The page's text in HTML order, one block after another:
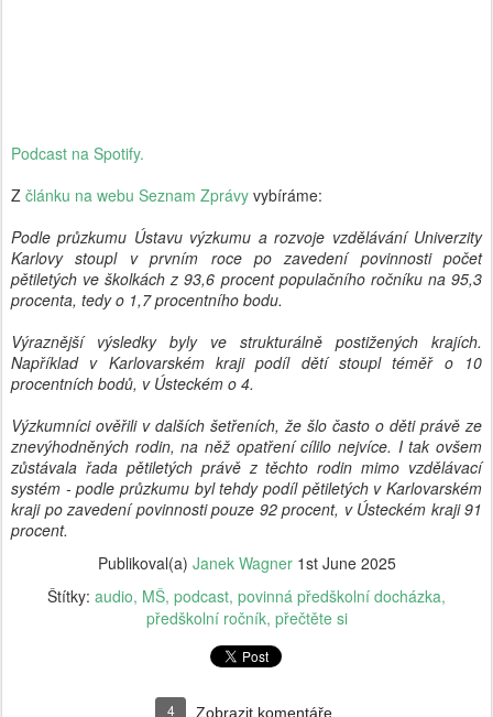
Podcast na Spotify.
Z článku na webu Seznam Zprávy vybíráme:
Podle průzkumu Ústavu výzkumu a rozvoje vzdělávání Univerzity
Karlovy stoupl v prvním roce po zavedení povinnosti počet
pětiletých ve školkách z 93,6 procent populačního ročníku na 95,3
procenta, tedy o 1,7 procentního bodu.
Výraznější výsledky byly ve strukturálně postižených krajích.
Například v Karlovarském kraji podíl dětí stoupl téměř o 10
procentních bodů, v Ústeckém o 4.
Výzkumníci ověřili v dalších šetřeních, že šlo často o děti právě ze
znevýhodněných rodin, na něž opatření cílilo nejvíce. I tak ovšem
zůstávala řada pětiletých právě z těchto rodin mimo vzdělávací
systém - podle průzkumu byl tehdy podíl pětiletých v Karlovarském
kraji po zavedení povinnosti pouze 92 procent, v Ústeckém kraji 91
procent.
Publikoval(a) Janek Wagner 1st June 2025
Štítky: audio MŠ podcast povinná předškolní docházka
předškolní ročník přečtěte si
4 Zobrazit komentáře